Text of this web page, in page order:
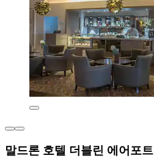
말드론 호텔 더블린 에어포트